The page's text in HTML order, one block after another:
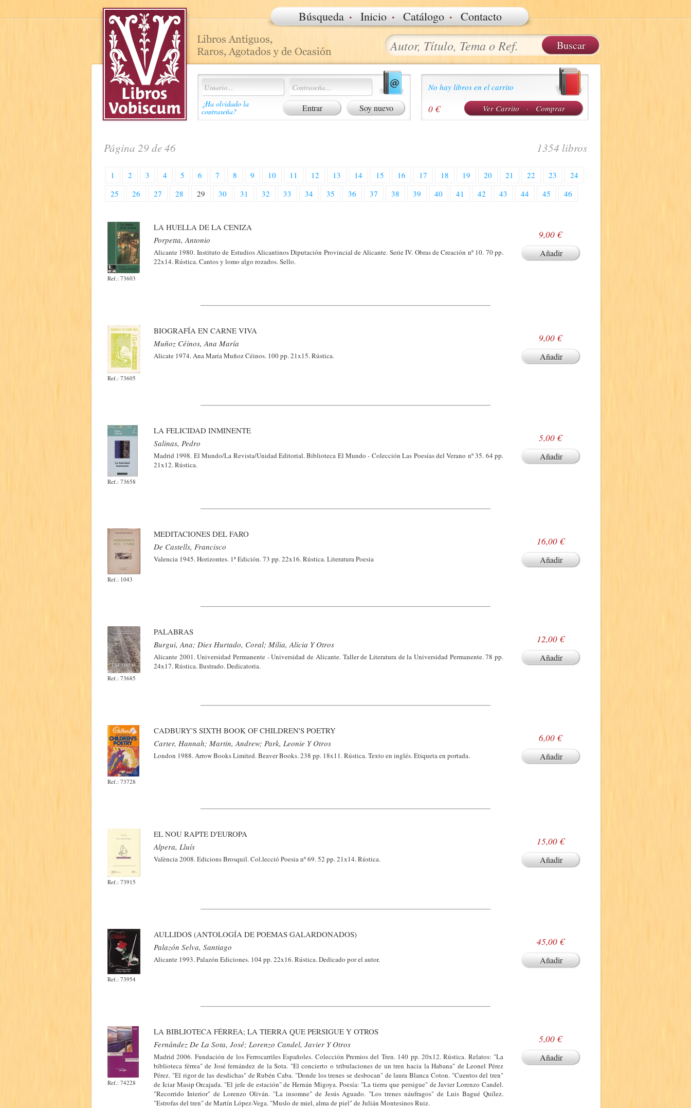
Búsqueda · Inicio · Catálogo · Contacto
¿Ha olvidado la
contraseña? Soy nuevo
No hay libros en el carrito
Ver Carrito · Comprar
0 €
Página 29 de 46 1354 libros
1 2 3 4 5 6 7 8 9 10 11 12 13 14 15 16 17 18 19 20 21 22 23
24
25
26 27 28 29 30 31 32 33 34 35 36 37 38 39 40 41 42 43 44 45 46
Ref.: 73603
LA HUELLA DE LA CENIZA
Porpetta, Antonio
Alicante 1980. Instituto de Estudios Alicantinos Diputación Provincial de Alicante. Serie IV. Obras de Creación nº 10. 70 pp.
22x14. Rústica. Cantos y lomo algo rozados. Sello.
9,00 €
Añadir
Ref.: 73605
BIOGRAFÍA EN CARNE VIVA
Muñoz Céinos, Ana María
Alicate 1974. Ana María Muñoz Céinos. 100 pp. 21x15. Rústica.
9,00 €
Añadir
Ref.: 73658
LA FELICIDAD INMINENTE
Salinas, Pedro
Madrid 1998. El Mundo/La Revista/Unidad Editorial. Biblioteca El Mundo - Colección Las Poesías del Verano nº 35. 64 pp.
21x12. Rústica.
5,00 €
Añadir
Ref.: 1043
MEDITACIONES DEL FARO
De Castells, Francisco
Valencia 1945. Horizontes. 1ª Edición. 73 pp. 22x16. Rústica. Literatura Poesia
16,00 €
Añadir
Ref.: 73685
PALABRAS
Burgui, Ana; Dies Hurtado, Coral; Milia, Alicia Y Otros
Alicante 2001. Universidad Permanente - Universidad de Alicante. Taller de Literatura de la Universidad Permanente. 78 pp.
24x17. Rústica. Ilustrado. Dedicatoria.
12,00 €
Añadir
Ref.: 73728
CADBURY'S SIXTH BOOK OF CHILDREN'S POETRY
Carter, Hannah; Martin, Andrew; Park, Leonie Y Otros
London 1988. Arrow Books Limited. Beaver Books. 238 pp. 18x11. Rústica. Texto en inglés. Etiqueta en portada.
6,00 €
Añadir
Ref.: 73915
EL NOU RAPTE D'EUROPA
Alpera, Lluís
València 2008. Edicions Brosquil. Col.lecció Poesia nº 69. 52 pp. 21x14. Rústica.
15,00 €
Añadir
Ref.: 73954
AULLIDOS (ANTOLOGÍA DE POEMAS GALARDONADOS)
Palazón Selva, Santiago
Alicante 1993. Palazón Ediciones. 104 pp. 22x16. Rústica. Dedicado por el autor.
45,00 €
Añadir
Ref.: 74228
LA BIBLIOTECA FÉRREA; LA TIERRA QUE PERSIGUE Y OTROS
Fernández De La Sota, José; Lorenzo Candel, Javier Y Otros
Madrid 2006. Fundación de los Ferrocarriles Españoles. Colección Premios del Tren. 140 pp. 20x12. Rústica. Relatos: "La
biblioteca férrea" de José fernández de la Sota. "El concierto o tribulaciones de un tren hacia la Habana" de Leonel Pérez
Pérez. "El rigor de las desdichas" de Rubén Caba. "Donde los trenes se desbocan" de laura Blanca Coton. "Cuentos del tren"
de Iciar Masip Orcajada. "El jefe de estación" de Hernán Migoya. Poesía: "La tierra que persigue" de Javier Lorenzo Candel.
"Recorrido Interior" de Lorenzo Oliván. "La insomne" de Jesús Aguado. "Los trenes náufragos" de Luis Bagué Quílez.
"Estrofas del tren" de Martín López-Vega. "Muslo de miel, alma de piel" de Julián Montesinos Ruiz.
5,00 €
Añadir